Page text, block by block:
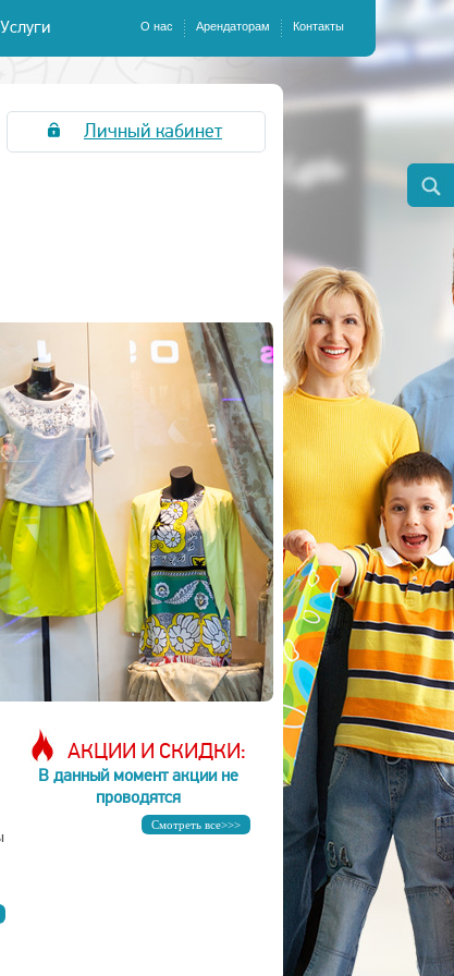
Услуги О нас Арендаторам Контакты
Личный кабинет
АКЦИИ И СКИДКИ:
В данный момент акции не
проводятся
Смотреть все>>>